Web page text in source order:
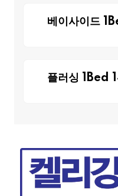
베이사이드
플러싱 1Bed